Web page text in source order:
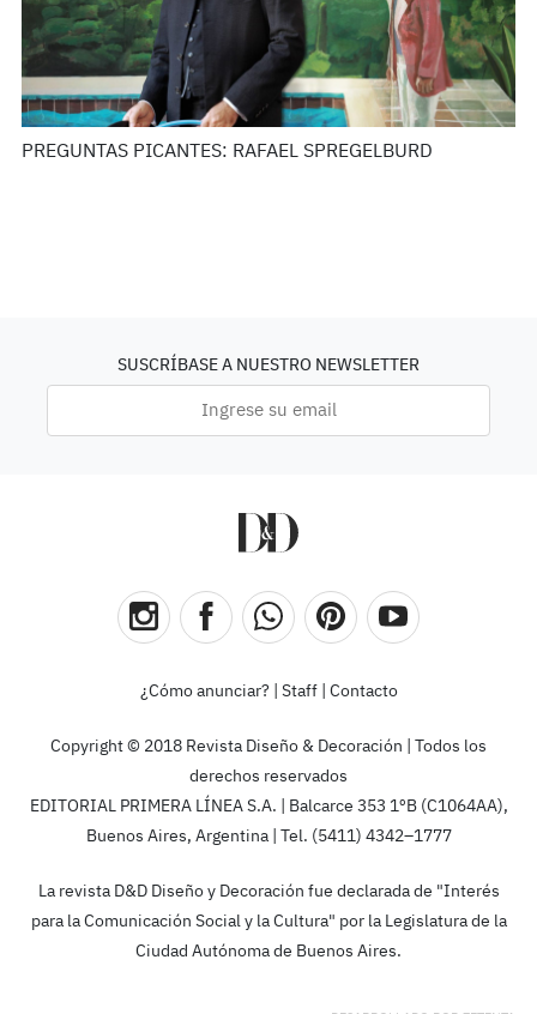
PREGUNTAS PICANTES: RAFAEL SPREGELBURD
SUSCRÍBASE A NUESTRO NEWSLETTER
¿Cómo anunciar? Staff| Contacto
Copyright © 2018 Revista Diseño & Decoración | Todos los
derechos reservados
EDITORIAL PRIMERA LÍNEA S.A. | Balcarce 353 1ºB (C1064AA),
Buenos Aires, Argentina | Tel. (5411) 4342–1777
La revista D&D Diseño y Decoración fue declarada de "Interés
para la Comunicación Social y la Cultura" por la Legislatura de la
Ciudad Autónoma de Buenos Aires.